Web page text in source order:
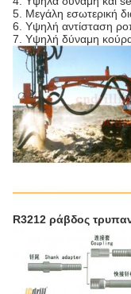
5. Μεγάλη εσωτερική
6. Υψηλή αντίσταση
7. Υψηλή δύναμη
R3212 ράβδος